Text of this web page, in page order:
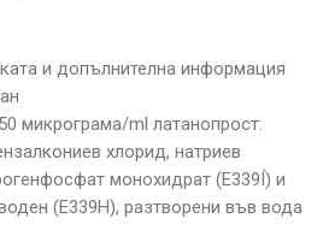
и допълнителна информация
микрограма/ml латанопрост.
хлорид, натриев
монохидрат (E339Í) и
(Е339Н), разтворени във вода